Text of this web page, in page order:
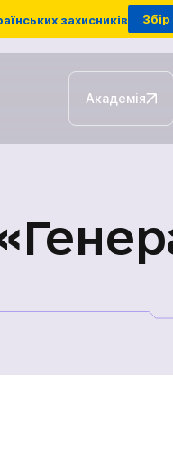
захисників
Академія